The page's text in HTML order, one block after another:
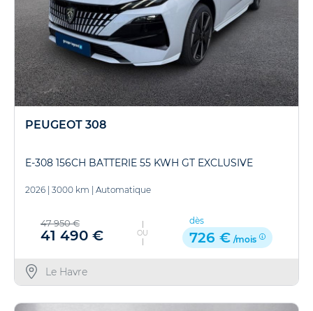
PEUGEOT 308
E-308 156CH BATTERIE 55 KWH GT EXCLUSIVE
2026 3000 km Automatique
47 950 €
41 490 € OU
dès
726 € /mois
Le Havre